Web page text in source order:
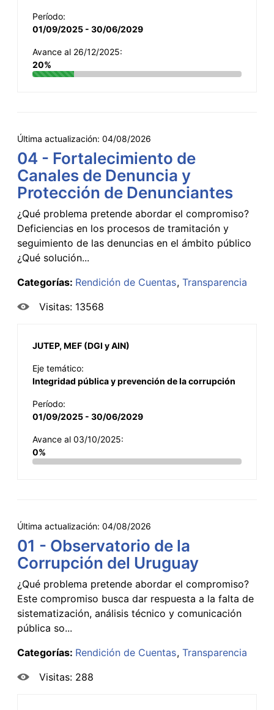
Período:
01/09/2025 - 30/06/2029
Avance al 26/12/2025:
20%
Última actualización: 04/08/2026
04 - Fortalecimiento de
Canales de Denuncia y
Protección de Denunciantes
¿Qué problema pretende abordar el compromiso?
Deficiencias en los procesos de tramitación y
seguimiento de las denuncias en el ámbito público
¿Qué solución...
Categorías: Rendición de Cuentas Transparencia
Visitas: 13568
JUTEP, MEF (DGI y AIN)
Eje temático:
Integridad pública y prevención de la corrupción
Período:
01/09/2025 - 30/06/2029
Avance al 03/10/2025:
0%
Última actualización: 04/08/2026
01 - Observatorio de la
Corrupción del Uruguay
¿Qué problema pretende abordar el compromiso?
Este compromiso busca dar respuesta a la falta de
sistematización, análisis técnico y comunicación
pública so...
Categorías: Rendición de Cuentas Transparencia
Visitas: 288